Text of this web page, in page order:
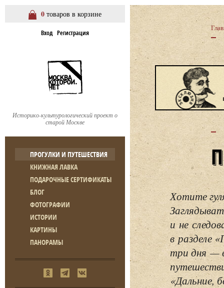
0 товаров в корзине
Вход Регистрация
Историко-культурологический проект о
старой Москве
ПРОГУЛКИ И ПУТЕШЕСТВИЯ
КНИЖНАЯ ЛАВКА
ПОДАРОЧНЫЕ СЕРТИФИКАТЫ
БЛОГ
ФОТОГРАФИИ
ИСТОРИИ
КАРТИНЫ
ПАНОРАМЫ
Хотите
и не
в разделе
три дня —
«Дальние,